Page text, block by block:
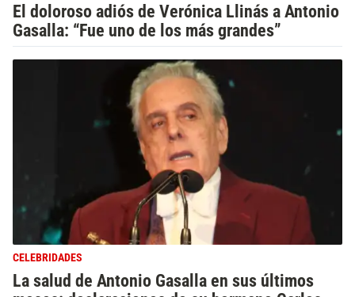
El doloroso adiós de Verónica Llinás a Antonio
Gasalla: “Fue uno de los más grandes”
CELEBRIDADES
La salud de Antonio Gasalla en sus últimos